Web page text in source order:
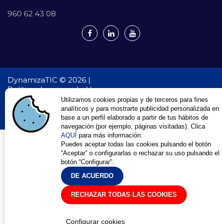
960 62 43 08
DynamizaTIC © 2026 |
Política de privacidad |
Aviso Legal |
Política de cookies
Desarrollo Web en ValenciaDynamizatic
Utilizamos cookies propias y de terceros para fines
analíticos y para mostrarte publicidad personalizada en
base a un perfil elaborado a partir de tus hábitos de
navegación (por ejemplo, páginas visitadas). Clica
AQUÍ para más información.
Puedes aceptar todas las cookies pulsando el botón
“Aceptar” o configurarlas o rechazar su uso pulsando el
botón “Configurar”.
DE ACUERDO
RECHAZAR TODAS LAS COOKIES
Configurar cookies